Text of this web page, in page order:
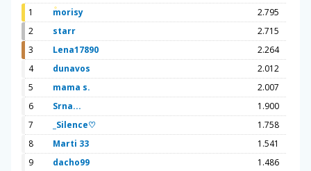
1 morisy
2.795
2
starr
2.715
3
Lena17890
2.264
4
dunavos
2.012
5
mama s.
2.007
6
Srna...
1.900
7
_Silence♡
1.758
8
Marti 33
1.541
9
dacho99
1.486